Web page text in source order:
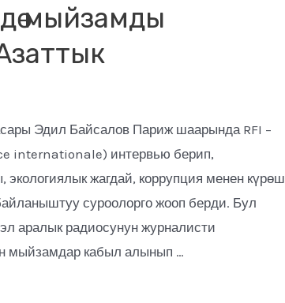
мыйзамды
Эдил Байсалов Париж шаарында RFI –
internationale) интервью берип,
жагдай, коррупция менен күрөш
суроолорго жооп берди. Бул
аралык радиосунун журналисти
мыйзамдар кабыл алынып …